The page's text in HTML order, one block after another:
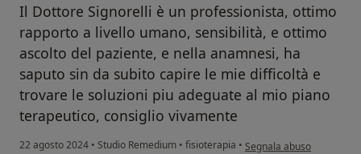
Il Dottore Signorelli è un professionista, ottimo
rapporto a livello umano, sensibilità, e ottimo
ascolto del paziente, e nella anamnesi, ha
saputo sin da subito capire le mie difficoltà e
trovare le soluzioni piu adeguate al mio piano
terapeutico, consiglio vivamente
22 agosto 2024 • Studio Remedium • fisioterapia • secondo l'opinione
Segnala abuso